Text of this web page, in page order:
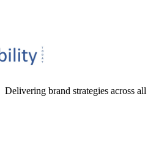
brand strategies across all